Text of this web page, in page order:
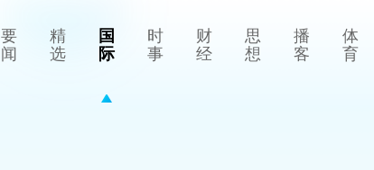
要
闻
精
选
国
际
时
事
财
经
思
想
播
客
体
育